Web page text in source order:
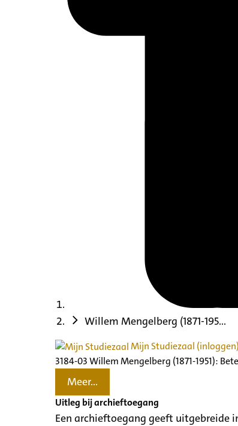
Willem Mengelberg (1871-195...
Mijn Studiezaal (inloggen)
3184-03 Willem Mengelberg (1871-1951):
Meer...
Uitleg bij archieftoegang
Een archieftoegang geeft uitgebreide